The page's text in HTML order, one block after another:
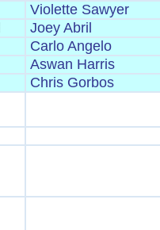
Violette Sawyer
Joey Abril
Carlo Angelo
Aswan Harris
Chris Gorbos